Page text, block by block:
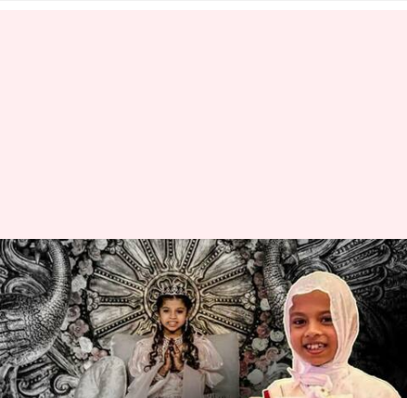
గుజరాత్: రూ. కోట్లలో ఆస్తిని త్యజించి
సన్యాసాన్ని స్వీకరించిన బాలిక
వ్రాసిన వారు Stalin Jan 19, 2023 05:00 pm
ఈ వార్తాకథనం ఏంటి